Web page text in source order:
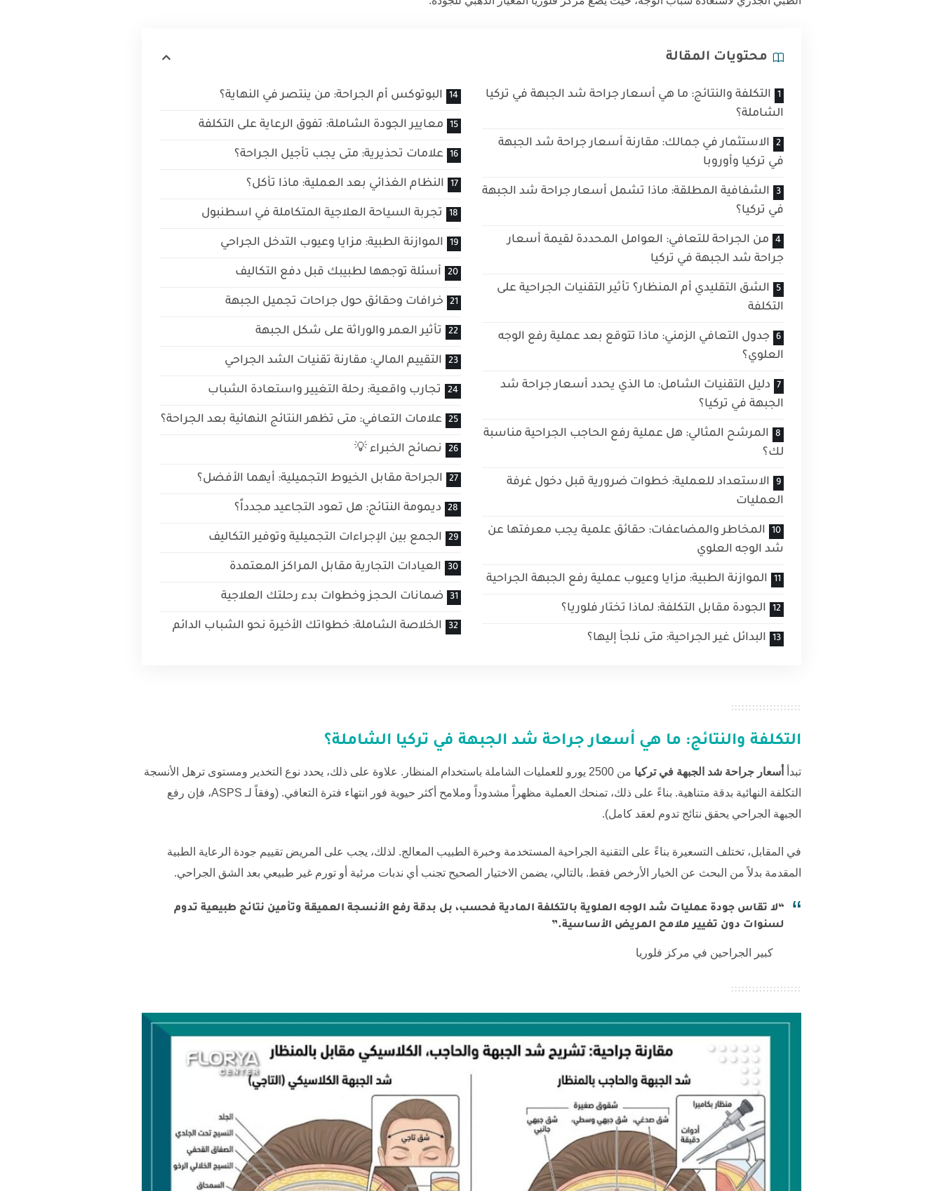
محتويات المقالة
التكلفة والنتائج: ما هي أسعار جراحة شد الجبهة في تركيا
الشاملة؟
الاستثمار في جمالك: مقارنة أسعار جراحة شد الجبهة
في تركيا وأوروبا
الشفافية المطلقة: ماذا تشمل أسعار جراحة شد الجبهة
في تركيا؟
من الجراحة للتعافي: العوامل المحددة لقيمة أسعار
جراحة شد الجبهة في تركيا
الشق التقليدي أم المنظار؟ تأثير التقنيات الجراحية على
التكلفة
جدول التعافي الزمني: ماذا تتوقع بعد عملية رفع الوجه
العلوي؟
دليل التقنيات الشامل: ما الذي يحدد أسعار جراحة شد
الجبهة في تركيا؟
المرشح المثالي: هل عملية رفع الحاجب الجراحية مناسبة
لك؟
الاستعداد للعملية: خطوات ضرورية قبل دخول غرفة
العمليات
المخاطر والمضاعفات: حقائق علمية يجب معرفتها عن
شد الوجه العلوي
الموازنة الطبية: مزايا وعيوب عملية رفع الجبهة الجراحية
الجودة مقابل التكلفة: لماذا تختار فلوريا؟
البدائل غير الجراحية: متى نلجأ إليها؟
البوتوكس أم الجراحة: من ينتصر في النهاية؟
معايير الجودة الشاملة: تفوق الرعاية على التكلفة
علامات تحذيرية: متى يجب تأجيل الجراحة؟
النظام الغذائي بعد العملية: ماذا تأكل؟
تجربة السياحة العلاجية المتكاملة في اسطنبول
الموازنة الطبية: مزايا وعيوب التدخل الجراحي
أسئلة توجهها لطبيبك قبل دفع التكاليف
خرافات وحقائق حول جراحات تجميل الجبهة
تأثير العمر والوراثة على شكل الجبهة
التقييم المالي: مقارنة تقنيات الشد الجراحي
تجارب واقعية: رحلة التغيير واستعادة الشباب
علامات التعافي: متى تظهر النتائج النهائية بعد الجراحة؟
نصائح الخبراء 💡
الجراحة مقابل الخيوط التجميلية: أيهما الأفضل؟
ديمومة النتائج: هل تعود التجاعيد مجدداً؟
الجمع بين الإجراءات التجميلية وتوفير التكاليف
العيادات التجارية مقابل المراكز المعتمدة
ضمانات الحجز وخطوات بدء رحلتك العلاجية
الخلاصة الشاملة: خطواتك الأخيرة نحو الشباب الدائم
التكلفة والنتائج: ما هي أسعار جراحة شد الجبهة في تركيا الشاملة؟
تبدأ أسعار جراحة شد الجبهة في تركيا
من 2500 يورو للعمليات الشاملة باستخدام المنظار. علاوة على ذلك، يحدد نوع التخدير ومستوى ترهل الأنسجة
التكلفة النهائية بدقة متناهية. بناءً على ذلك، تمنحك العملية مظهراً مشدوداً وملامح أكثر حيوية فور انتهاء فترة التعافي. (وفقاً لـ ASPS، فإن رفع
الجبهة الجراحي يحقق نتائج تدوم لعقد كامل).
في المقابل، تختلف التسعيرة بناءً على التقنية الجراحية المستخدمة وخبرة الطبيب المعالج. لذلك، يجب على المريض تقييم جودة الرعاية الطبية
المقدمة بدلاً من البحث عن الخيار الأرخص فقط. بالتالي، يضمن الاختيار الصحيح تجنب أي ندبات مرئية أو تورم غير طبيعي بعد الشق الجراحي.
“لا تقاس جودة عمليات شد الوجه العلوية بالتكلفة المادية فحسب، بل بدقة رفع الأنسجة العميقة وتأمين نتائج طبيعية تدوم
لسنوات دون تغيير ملامح المريض الأساسية.”
كبير الجراحين في مركز فلوريا